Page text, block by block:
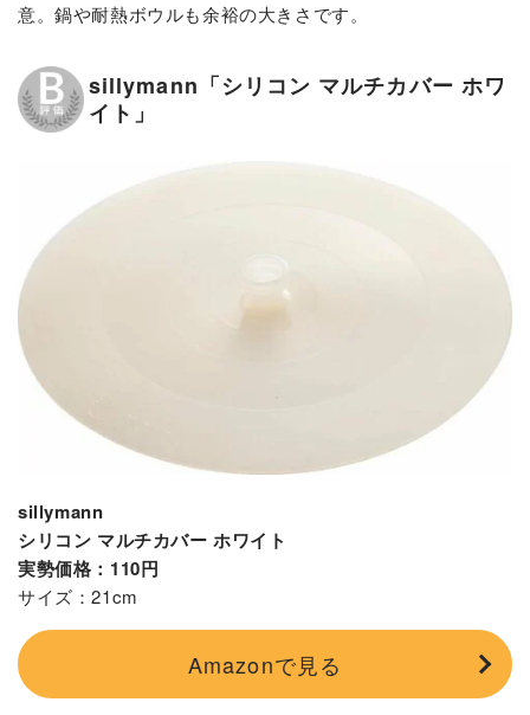
意。鍋や耐熱ボウルも余裕の大きさです。
sillymann「シリコン マルチカバー ホワ
イト」
sillymann
シリコン マルチカバー ホワイト
実勢価格：110円
サイズ：21cm
Amazonで見る